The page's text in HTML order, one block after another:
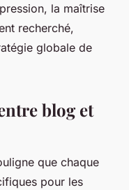
la maîtrise
recherché,
globale de
blog et
que chaque
pour les